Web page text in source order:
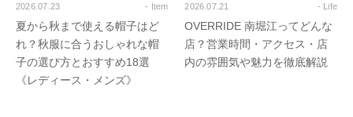
2026.07.23 - Item
夏から秋まで使える帽子はど
れ？秋服に合うおしゃれな帽
子の選び方とおすすめ18選
《レディース・メンズ》
2026.07.21 - Life
OVERRIDE 南堀江ってどんな
店？営業時間・アクセス・店
内の雰囲気や魅力を徹底解説